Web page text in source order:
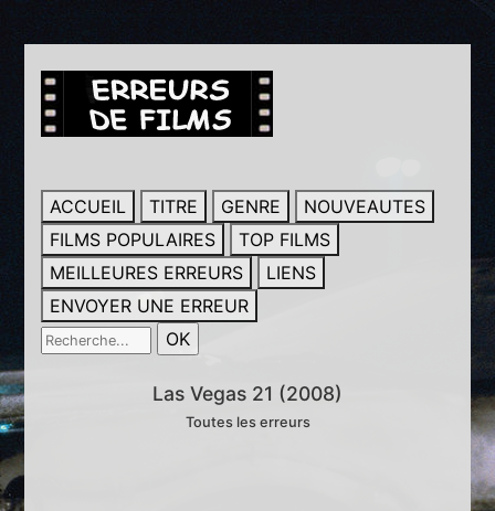
ACCUEIL TITRE GENRE
NOUVEAUTES
FILMS POPULAIRES
TOP FILMS
MEILLEURES ERREURS
LIENS
ENVOYER UNE ERREUR
Las Vegas 21 (2008)
Toutes les erreurs